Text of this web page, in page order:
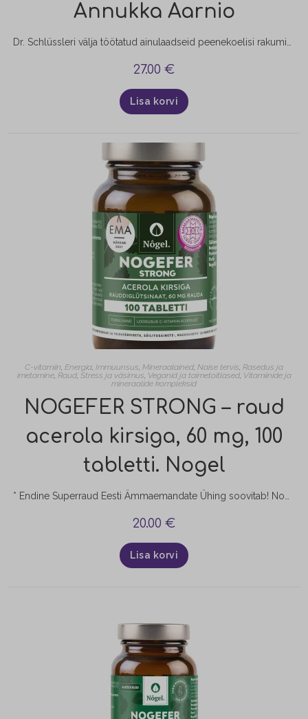
Annukka Aarnio
Dr. Schlüssleri välja töötatud ainulaadseid peenekoelisi rakumineraale saab kasutada otse raku toitmiseks. Nad imenduvad tõhusalt ja kiiresti suu ja neelu limaskesta kaudu inimese vereringesse ja liiguvad sealt edasi rakkudesse. Rakumineraalid aitavad organismil tavapärasest toidust ja toidulisanditest saadavaid jämedama fraktsiooniga mineraalaineid paremini omastada.
27.00 €
Lisa korvi
C-vitamiin, Energia, Immuunsus, Mineraalained, Naise tervis, Rasedus ja
imetamine, Raud, Stress ja väsimus, Veganid ja taimetoitlased, Vitamiinide ja
mineraalide kompleksid
NOGEFER STRONG – raud
acerola kirsiga, 60 mg, 100
tabletti. Nogel
20.00 €
Lisa korvi